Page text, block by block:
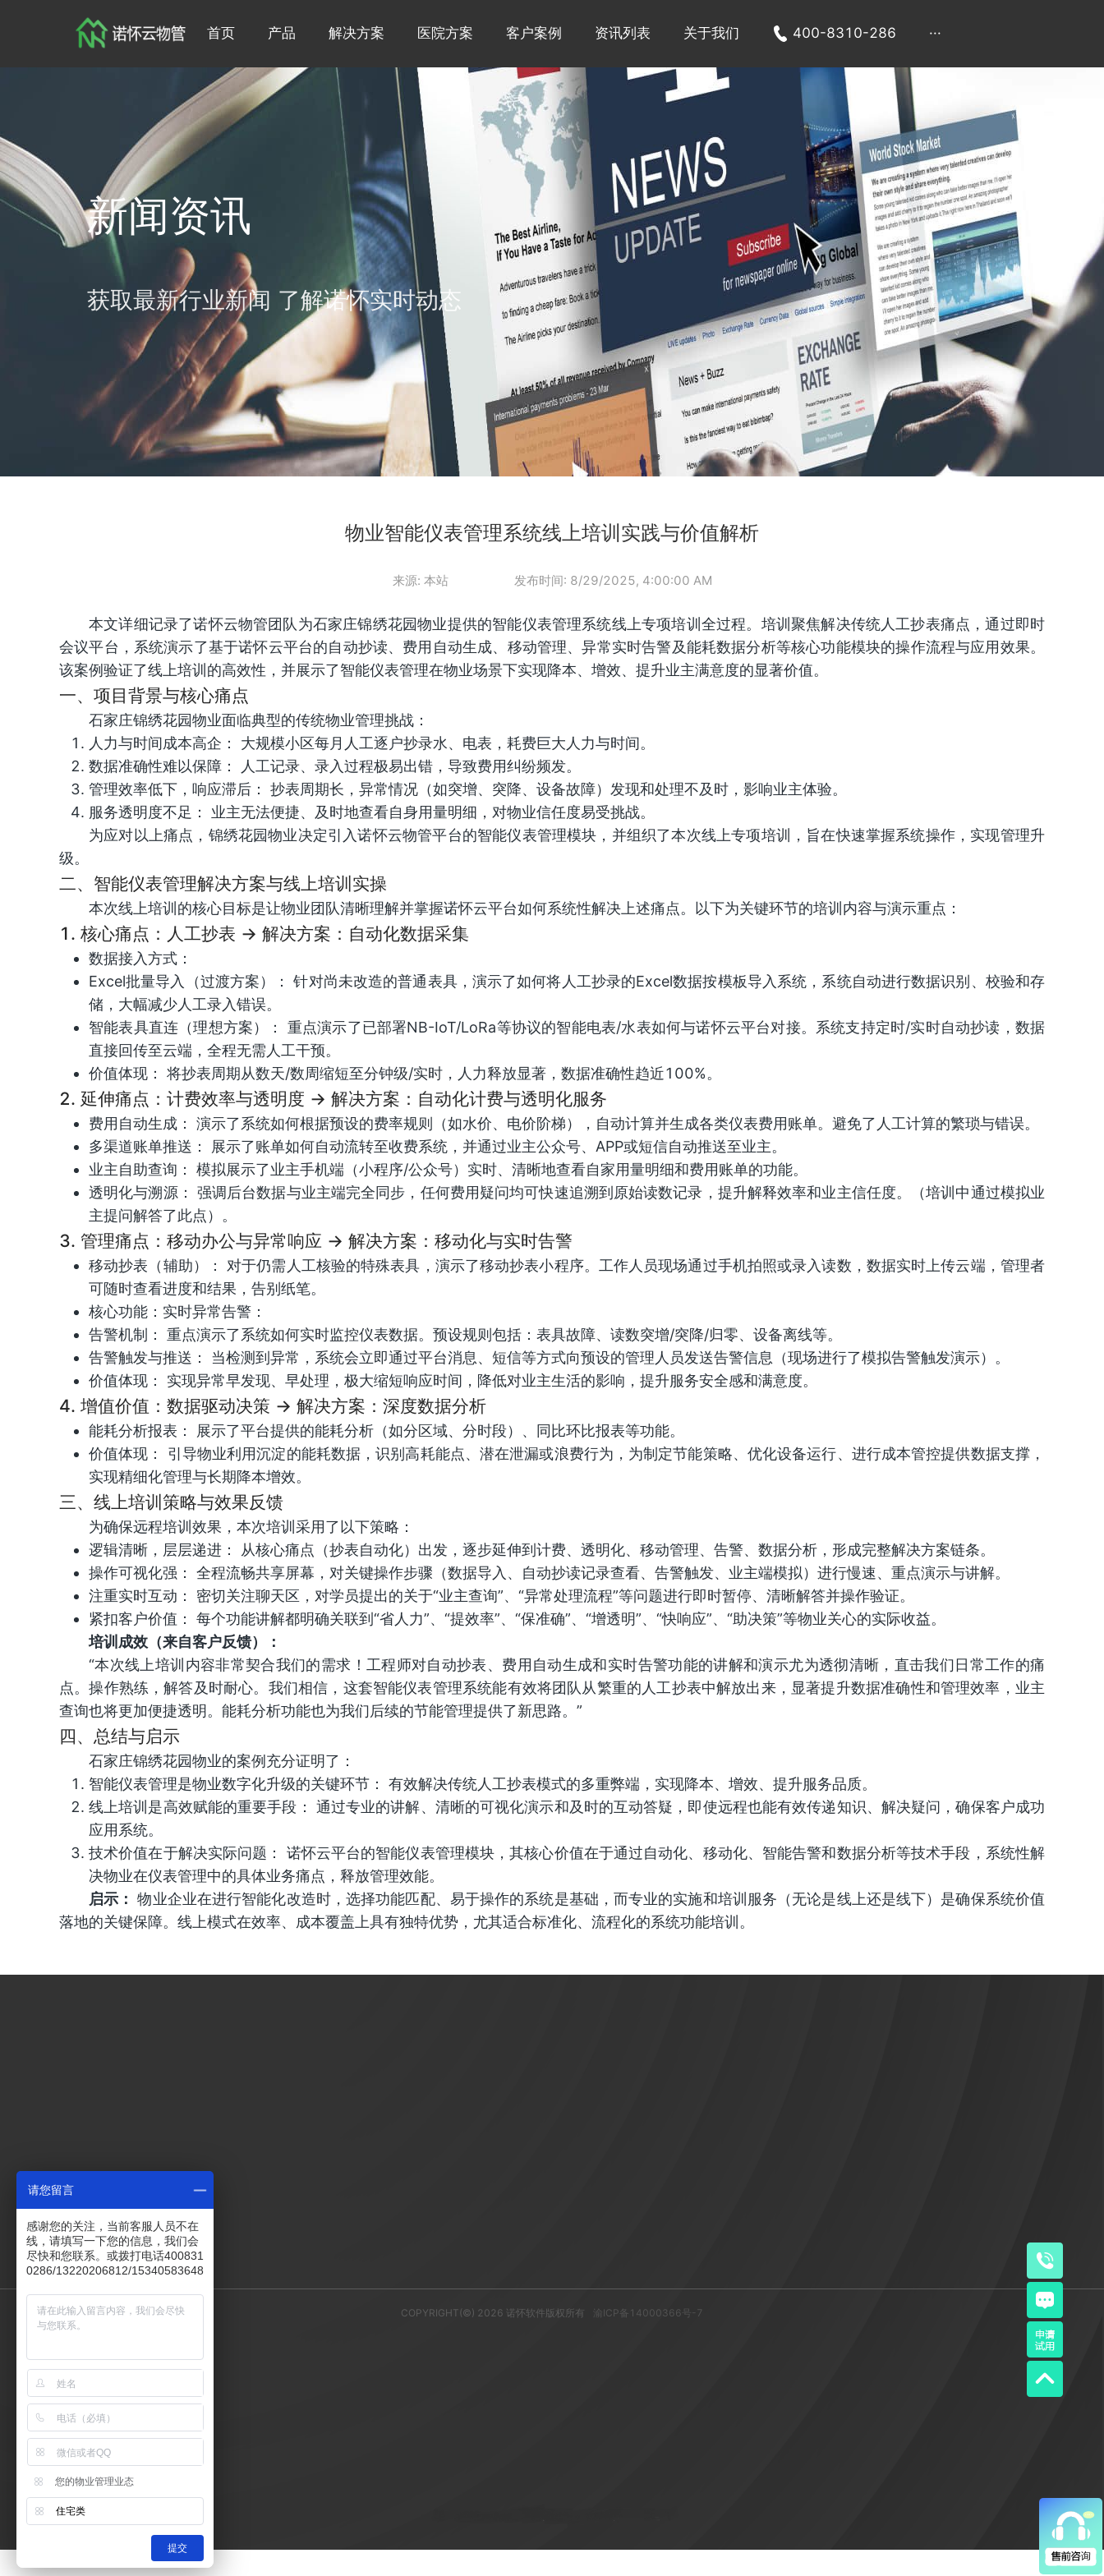
首页 产品 解决方案 医院方案 客户案例 资讯列表 关于我们 400-8310-286 ···
新闻资讯
获取最新行业新闻 了解诺怀实时动态
物业智能仪表管理系统线上培训实践与价值解析
来源: 本站 发布时间: 8/29/2025, 4:00:00 AM
本文详细记录了诺怀云物管团队为石家庄锦绣花园物业提供的智能仪表管理系统线上专项培训全过程。培训聚焦解决传统人工抄表痛点，通过即时
会议平台，系统演示了基于诺怀云平台的自动抄读、费用自动生成、移动管理、异常实时告警及能耗数据分析等核心功能模块的操作流程与应用效果。
该案例验证了线上培训的高效性，并展示了智能仪表管理在物业场景下实现降本、增效、提升业主满意度的显著价值。
一、项目背景与核心痛点
石家庄锦绣花园物业面临典型的传统物业管理挑战：
人力与时间成本高企： 大规模小区每月人工逐户抄录水、电表，耗费巨大人力与时间。
数据准确性难以保障： 人工记录、录入过程极易出错，导致费用纠纷频发。
管理效率低下，响应滞后： 抄表周期长，异常情况（如突增、突降、设备故障）发现和处理不及时，影响业主体验。
服务透明度不足： 业主无法便捷、及时地查看自身用量明细，对物业信任度易受挑战。
为应对以上痛点，锦绣花园物业决定引入诺怀云物管平台的智能仪表管理模块，并组织了本次线上专项培训，旨在快速掌握系统操作，实现管理升
级。
二、智能仪表管理解决方案与线上培训实操
本次线上培训的核心目标是让物业团队清晰理解并掌握诺怀云平台如何系统性解决上述痛点。以下为关键环节的培训内容与演示重点：
1. 核心痛点：人工抄表 -> 解决方案：自动化数据采集
数据接入方式：
Excel批量导入（过渡方案）： 针对尚未改造的普通表具，演示了如何将人工抄录的Excel数据按模板导入系统，系统自动进行数据识别、校验和存
储，大幅减少人工录入错误。
智能表具直连（理想方案）： 重点演示了已部署NB-IoT/LoRa等协议的智能电表/水表如何与诺怀云平台对接。系统支持定时/实时自动抄读，数据
直接回传至云端，全程无需人工干预。
价值体现： 将抄表周期从数天/数周缩短至分钟级/实时，人力释放显著，数据准确性趋近100%。
2. 延伸痛点：计费效率与透明度 -> 解决方案：自动化计费与透明化服务
费用自动生成： 演示了系统如何根据预设的费率规则（如水价、电价阶梯），自动计算并生成各类仪表费用账单。避免了人工计算的繁琐与错误。
多渠道账单推送： 展示了账单如何自动流转至收费系统，并通过业主公众号、APP或短信自动推送至业主。
业主自助查询： 模拟展示了业主手机端（小程序/公众号）实时、清晰地查看自家用量明细和费用账单的功能。
透明化与溯源： 强调后台数据与业主端完全同步，任何费用疑问均可快速追溯到原始读数记录，提升解释效率和业主信任度。（培训中通过模拟业
主提问解答了此点）。
3. 管理痛点：移动办公与异常响应 -> 解决方案：移动化与实时告警
移动抄表（辅助）： 对于仍需人工核验的特殊表具，演示了移动抄表小程序。工作人员现场通过手机拍照或录入读数，数据实时上传云端，管理者
可随时查看进度和结果，告别纸笔。
核心功能：实时异常告警：
告警机制： 重点演示了系统如何实时监控仪表数据。预设规则包括：表具故障、读数突增/突降/归零、设备离线等。
告警触发与推送： 当检测到异常，系统会立即通过平台消息、短信等方式向预设的管理人员发送告警信息（现场进行了模拟告警触发演示）。
价值体现： 实现异常早发现、早处理，极大缩短响应时间，降低对业主生活的影响，提升服务安全感和满意度。
4. 增值价值：数据驱动决策 -> 解决方案：深度数据分析
能耗分析报表： 展示了平台提供的能耗分析（如分区域、分时段）、同比环比报表等功能。
价值体现： 引导物业利用沉淀的能耗数据，识别高耗能点、潜在泄漏或浪费行为，为制定节能策略、优化设备运行、进行成本管控提供数据支撑，
实现精细化管理与长期降本增效。
三、线上培训策略与效果反馈
为确保远程培训效果，本次培训采用了以下策略：
逻辑清晰，层层递进： 从核心痛点（抄表自动化）出发，逐步延伸到计费、透明化、移动管理、告警、数据分析，形成完整解决方案链条。
操作可视化强： 全程流畅共享屏幕，对关键操作步骤（数据导入、自动抄读记录查看、告警触发、业主端模拟）进行慢速、重点演示与讲解。
注重实时互动： 密切关注聊天区，对学员提出的关于“业主查询”、“异常处理流程”等问题进行即时暂停、清晰解答并操作验证。
紧扣客户价值： 每个功能讲解都明确关联到“省人力”、“提效率”、“保准确”、“增透明”、“快响应”、“助决策”等物业关心的实际收益。
培训成效（来自客户反馈）：
“本次线上培训内容非常契合我们的需求！工程师对自动抄表、费用自动生成和实时告警功能的讲解和演示尤为透彻清晰，直击我们日常工作的痛
点。操作熟练，解答及时耐心。我们相信，这套智能仪表管理系统能有效将团队从繁重的人工抄表中解放出来，显著提升数据准确性和管理效率，业主
查询也将更加便捷透明。能耗分析功能也为我们后续的节能管理提供了新思路。”
四、总结与启示
石家庄锦绣花园物业的案例充分证明了：
智能仪表管理是物业数字化升级的关键环节： 有效解决传统人工抄表模式的多重弊端，实现降本、增效、提升服务品质。
线上培训是高效赋能的重要手段： 通过专业的讲解、清晰的可视化演示和及时的互动答疑，即使远程也能有效传递知识、解决疑问，确保客户成功
应用系统。
技术价值在于解决实际问题： 诺怀云平台的智能仪表管理模块，其核心价值在于通过自动化、移动化、智能告警和数据分析等技术手段，系统性解
决物业在仪表管理中的具体业务痛点，释放管理效能。
启示： 物业企业在进行智能化改造时，选择功能匹配、易于操作的系统是基础，而专业的实施和培训服务（无论是线上还是线下）是确保系统价值
落地的关键保障。线上模式在效率、成本覆盖上具有独特优势，尤其适合标准化、流程化的系统功能培训。
COPYRIGHT(©) 2026 诺怀软件版权所有 渝ICP备14000366号-7
请您留言
感谢您的关注，当前客服人员不在
线，请填写一下您的信息，我们会
尽快和您联系。或拨打电话400831
0286/13220206812/15340583648
您的物业管理业态
住宅类
提交